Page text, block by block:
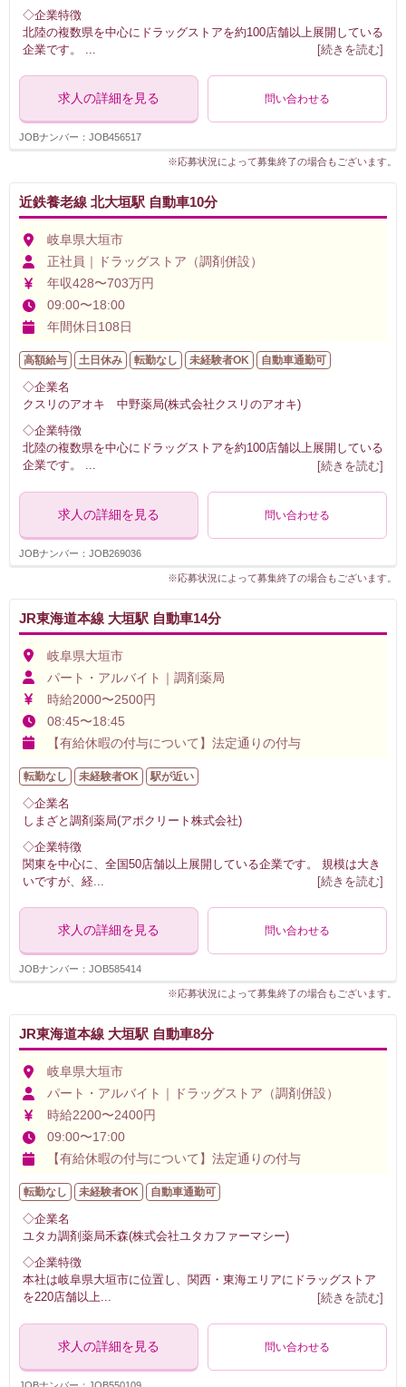
◇企業特徴
北陸の複数県を中心にドラッグストアを約100店舗以上展開している
企業です。
[続きを読む]
求人の詳細を見る 問い合わせる
JOBナンバー：JOB456517
※応募状況によって募集終了の場合もございます。
近鉄養老線 北大垣駅 自動車10分
岐阜県大垣市
正社員｜ドラッグストア（調剤併設）
年収428〜703万円
09:00〜18:00
年間休日108日
高額給与 土日休み 転勤なし 未経験者OK 自動車通勤可
◇企業名
クスリのアオキ 中野薬局(株式会社クスリのアオキ)
◇企業特徴
北陸の複数県を中心にドラッグストアを約100店舗以上展開している
企業です。 ... [続きを読む]
求人の詳細を見る 問い合わせる
JOBナンバー：JOB269036
※応募状況によって募集終了の場合もございます。
JR東海道本線 大垣駅 自動車14分
岐阜県大垣市
パート・アルバイト｜調剤薬局
時給2000〜2500円
08:45〜18:45
【有給休暇の付与について】法定通りの付与
転勤なし 未経験者OK 駅が近い
◇企業名
しまざと調剤薬局(アポクリート株式会社)
◇企業特徴
関東を中心に、全国50店舗以上展開している企業です。 規模は大き
いですが、経
[続きを読む]
求人の詳細を見る 問い合わせる
JOBナンバー：JOB585414
※応募状況によって募集終了の場合もございます。
JR東海道本線 大垣駅 自動車8分
岐阜県大垣市
パート・アルバイト｜ドラッグストア（調剤併設）
時給2200〜2400円
09:00〜17:00
【有給休暇の付与について】法定通りの付与
転勤なし 未経験者OK 自動車通勤可
◇企業名
ユタカ調剤薬局禾森(株式会社ユタカファーマシー)
◇企業特徴
本社は岐阜県大垣市に位置し、関西・東海エリアにドラッグストア
を220店舗以上... [続きを読む]
求人の詳細を見る 問い合わせる
JOBナンバー：JOB550109